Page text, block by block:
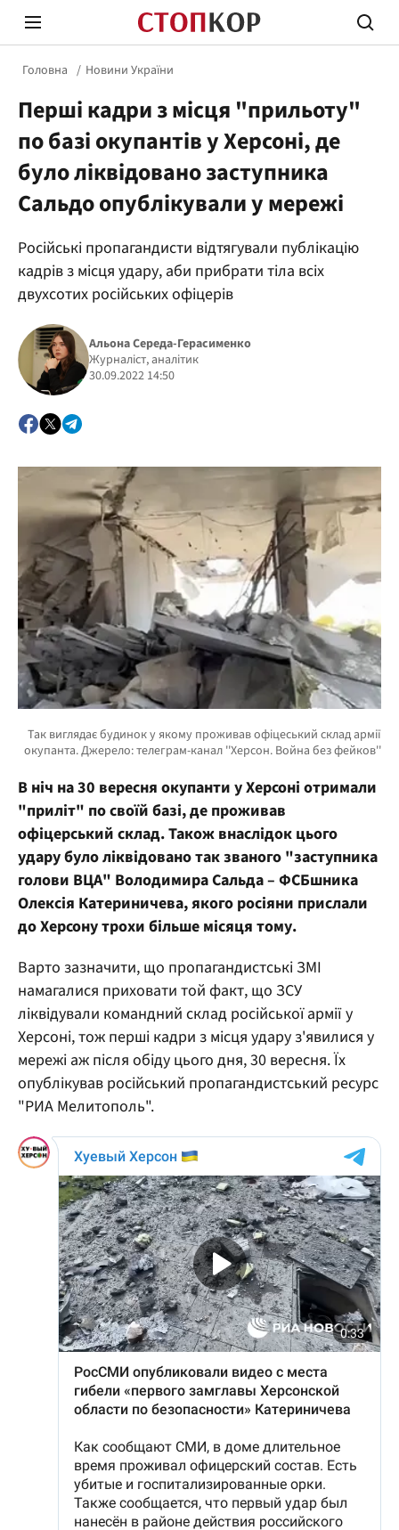
Стоп Політичній Корупції
Політика
Головна Новини України
Перші кадри з місця "прильоту"
по базі окупантів у Херсоні, де
було ліквідовано заступника
Сальдо опублікували у мережі
Російські пропагандисти відтягували публікацію
кадрів з місця удару, аби прибрати тіла всіх
двухсотих російських офіцерів
Альона Середа-Герасименко
Журналіст, аналітик
30.09.2022 14:50
В ніч на 30 вересня окупанти у Херсоні отримали
"приліт" по своїй базі, де проживав
офіцерський склад. Також внаслідок цього
удару було ліквідовано так званого "заступника
голови ВЦА" Володимира Сальда – ФСБшника
Олексія Катериничева, якого росіяни прислали
до Херсону трохи більше місяця тому.
Варто зазначити, що пропагандистські ЗМІ
намагалися приховати той факт, що ЗСУ
ліквідували командний склад російської армії у
Херсоні, тож перші кадри з місця удару з'явилися у
мережі аж після обіду цього дня, 30 вересня. Їх
опублікував російський пропагандистський ресурс
"РИА Мелитополь".